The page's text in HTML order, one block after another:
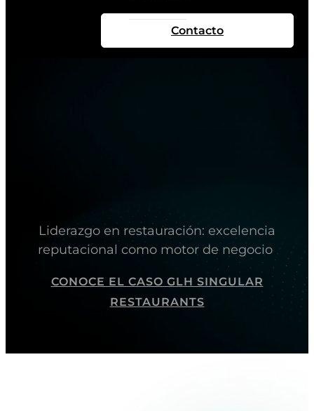
Contacto
Liderazgo en restauración: excelencia
reputacional como motor de negocio
CONOCE EL CASO GLH SINGULAR
RESTAURANTS